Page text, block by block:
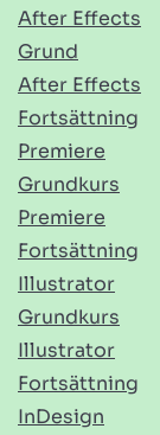
After Effects
Grund
After Effects
Fortsättning
Premiere
Grundkurs
Premiere
Fortsättning
Illustrator
Grundkurs
Illustrator
Fortsättning
InDesign